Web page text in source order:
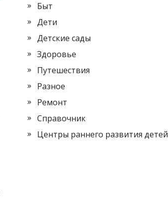
Быт
Дети
Детские сады
Здоровье
Путешествия
Разное
Ремонт
Справочник
Центры раннего развития детей